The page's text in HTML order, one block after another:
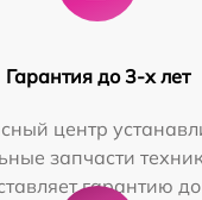
Гарантия до 3-х лет
центр
запчасти
гарантию до